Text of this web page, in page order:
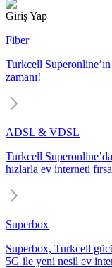
Giriş Yap
Fiber
Turkcell
zamanı!
ADSL & VDSL
Turkcell
hızlarla ev interneti
Superbox
Superbox, Turkcell
5G ile yeni nesil ev